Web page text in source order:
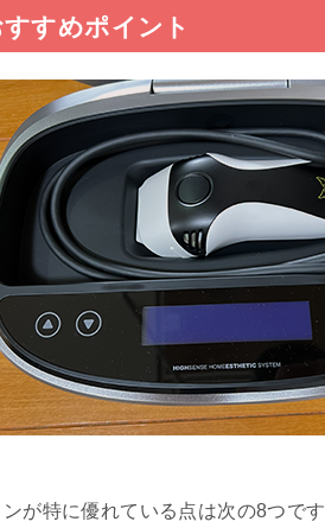
すめポイント
が特に優れている点は次の8つです